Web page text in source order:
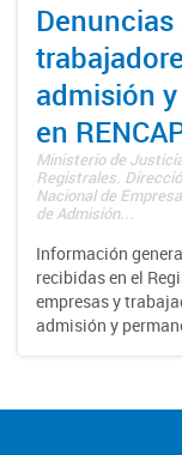
admisión
en
Ministerio de
Registrales.
Nacional de
de Admisión...
Información
recibidas en el
empresas y
admisión y